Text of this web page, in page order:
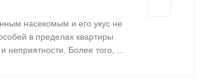
насекомым и его укус не
в пределах квартиры
Более того, ...